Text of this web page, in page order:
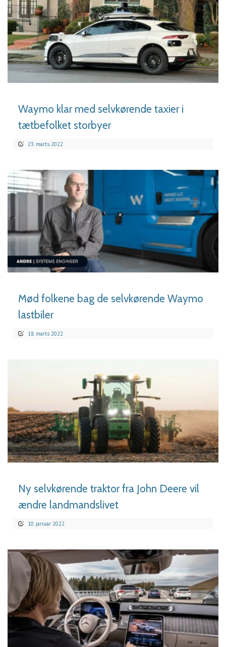
LÆS MERE
Waymo klar med selvkørende taxier i
tætbefolket storbyer
23. marts 2022
LÆS MERE
Mød folkene bag de selvkørende Waymo
lastbiler
18. marts 2022
LÆS MERE
Ny selvkørende traktor fra John Deere vil
ændre landmandslivet
10. januar 2022
LÆS MERE